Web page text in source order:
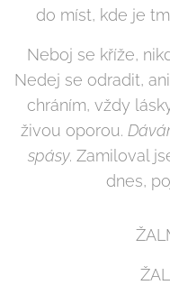
do míst, kde je
Neboj se kříže,
Nedej se odradit,
chráním, vždy
živou oporou.
spásy. Zamiloval
dnes,